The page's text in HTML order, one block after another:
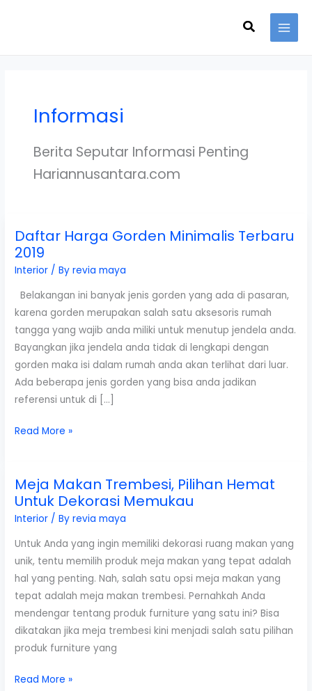
Search
Informasi
Berita Seputar Informasi Penting
Hariannusantara.com
Daftar Harga Gorden Minimalis Terbaru
2019
Interior / Byrevia maya
Belakangan ini banyak jenis gorden yang ada di pasaran,
karena gorden merupakan salah satu aksesoris rumah
tangga yang wajib anda miliki untuk menutup jendela anda.
Bayangkan jika jendela anda tidak di lengkapi dengan
gorden maka isi dalam rumah anda akan terlihat dari luar.
Ada beberapa jenis gorden yang bisa anda jadikan
referensi untuk di […]
Daftar
Minimalis
Terbaru
2019
Read More »
Meja Makan Trembesi, Pilihan Hemat
Untuk Dekorasi Memukau
Interior / Byrevia maya
Untuk Anda yang ingin memiliki dekorasi ruang makan yang
unik, tentu memilih produk meja makan yang tepat adalah
hal yang penting. Nah, salah satu opsi meja makan yang
tepat adalah meja makan trembesi. Pernahkah Anda
mendengar tentang produk furniture yang satu ini? Bisa
dikatakan jika meja trembesi kini menjadi salah satu pilihan
produk furniture yang
Meja
Read More »